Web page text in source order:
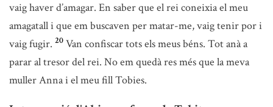
vaig haver d’amagar. En saber que el rei coneixia el meu
amagatall i que em buscaven per matar-me, vaig tenir por i
vaig fugir. 20 Van confiscar tots els meus béns. Tot anà a
parar al tresor del rei. No em quedà res més que la meva
muller Anna i el meu fill Tobies.